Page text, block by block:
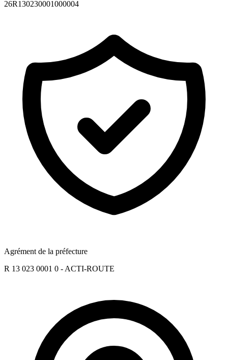
26R130230001000004
Agrément de la préfecture
R 13 023 0001 0 - ACTI-ROUTE